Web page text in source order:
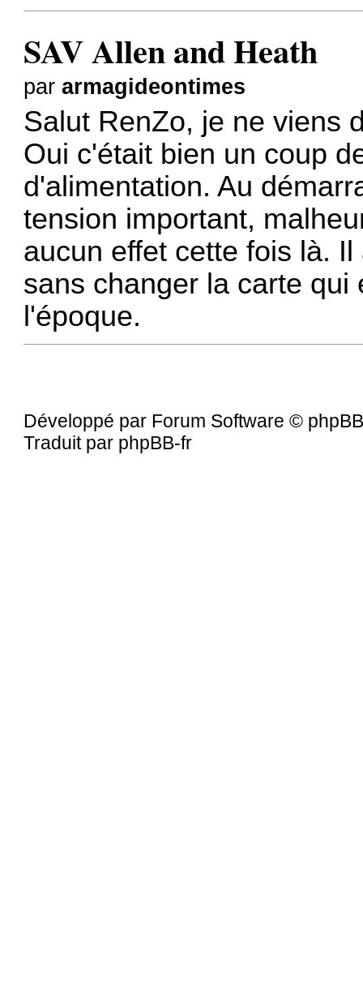
SAV Allen and Heath
pararmagideontimes
Salut RenZo, je ne viens
Oui c'était bien un coup
d'alimentation. Au
tension important,
aucun effet cette fois là.
sans changer la carte
l'époque.
Développé par Forum Software ©
Traduit par phpBB-fr